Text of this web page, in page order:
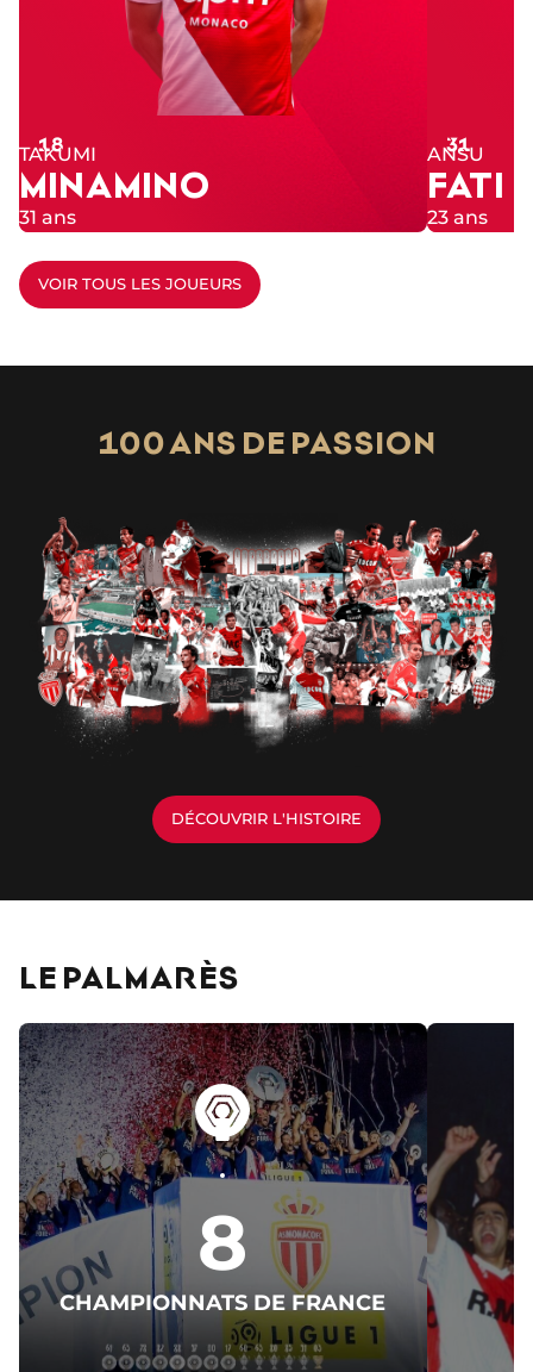
TAKUMI
MINAMINO
Numéro
18
31 ans
ANSU
FATI
Numéro
31
23 ans
VOIR TOUS LES JOUEURS
100 ANS DE PASSION
DÉCOUVRIR L'HISTOIRE
LE PALMARÈS
8
CHAMPIONNATS DE FRANCE